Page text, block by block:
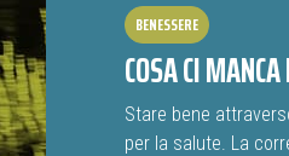
BENESSERE
COSA CI
Stare bene
per la salute. La